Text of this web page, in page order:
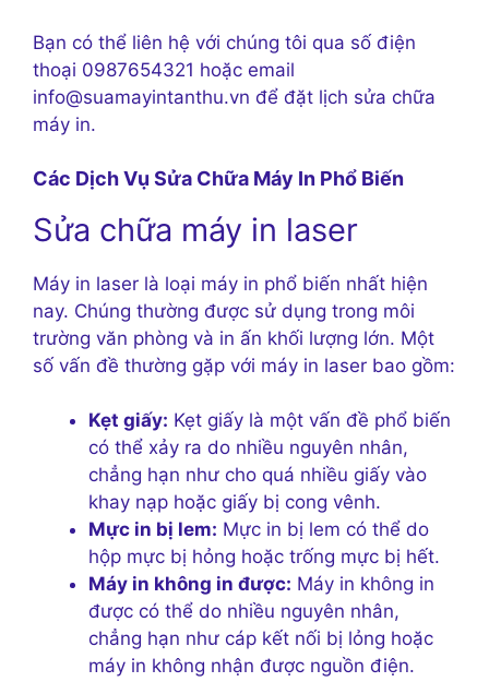
Bạn có thể liên hệ với chúng tôi qua số điện
thoại 0987654321 hoặc email
info@suamayintanthu.vn để đặt lịch sửa chữa
máy in.
Các Dịch Vụ Sửa Chữa Máy In Phổ Biến
Sửa chữa máy in laser
Máy in laser là loại máy in phổ biến nhất hiện
nay. Chúng thường được sử dụng trong môi
trường văn phòng và in ấn khối lượng lớn. Một
số vấn đề thường gặp với máy in laser bao gồm:
Kẹt giấy: Kẹt giấy là một vấn đề phổ biến
có thể xảy ra do nhiều nguyên nhân,
chẳng hạn như cho quá nhiều giấy vào
khay nạp hoặc giấy bị cong vênh.
Mực in bị lem: Mực in bị lem có thể do
hộp mực bị hỏng hoặc trống mực bị hết.
Máy in không in được: Máy in không in
được có thể do nhiều nguyên nhân,
chẳng hạn như cáp kết nối bị lỏng hoặc
máy in không nhận được nguồn điện.